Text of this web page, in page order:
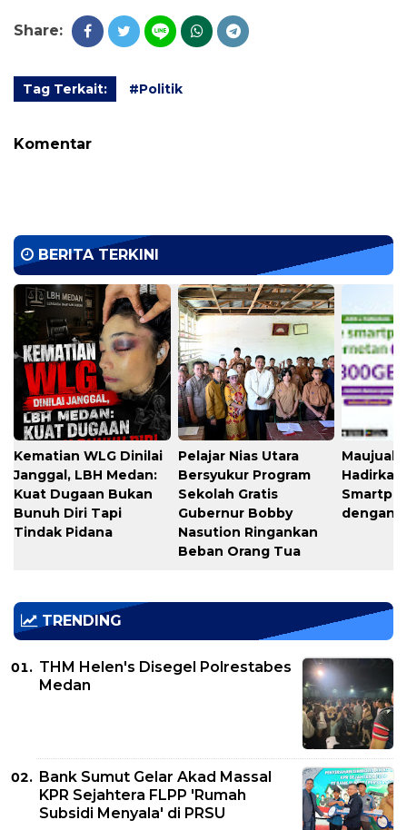
Share:
Tag Terkait: #Politik
Komentar
BERITA TERKINI
Kematian WLG Dinilai
Janggal, LBH Medan:
Kuat Dugaan Bukan
Bunuh Diri Tapi
Tindak Pidana
Pelajar Nias Utara
Bersyukur Program
Sekolah Gratis
Gubernur Bobby
Nasution Ringankan
Beban Orang Tua
Maujual
dengan
TRENDING
THM Helen's Disegel Polrestabes
Medan
Bank Sumut Gelar Akad Massal
KPR Sejahtera FLPP 'Rumah
Subsidi Menyala' di PRSU